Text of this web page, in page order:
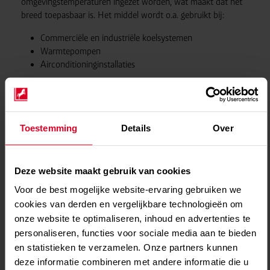
Toestemming Details Over
Deze website maakt gebruik van cookies
Voor de best mogelijke website-ervaring gebruiken we
cookies van derden en vergelijkbare technologieën om
onze website te optimaliseren, inhoud en advertenties te
personaliseren, functies voor sociale media aan te bieden
en statistieken te verzamelen. Onze partners kunnen
deze informatie combineren met andere informatie die u
breed toepasbaar is. Het middel wordt o.a. gebruikt bij:
Commerciële en industriële koelsystemen
Warmtepompen
Airconditioninginstallaties